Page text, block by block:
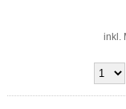
inkl.